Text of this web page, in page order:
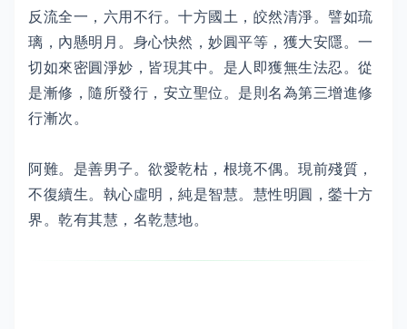
反流全一，六用不行。十方國土，皎然清淨。譬如琉
璃，內懸明月。身心快然，妙圓平等，獲大安隱。一
切如來密圓淨妙，皆現其中。是人即獲無生法忍。從
是漸修，隨所發行，安立聖位。是則名為第三增進修
行漸次。
阿難。是善男子。欲愛乾枯，根境不偶。現前殘質，
不復續生。執心虛明，純是智慧。慧性明圓，鎣十方
界。乾有其慧，名乾慧地。